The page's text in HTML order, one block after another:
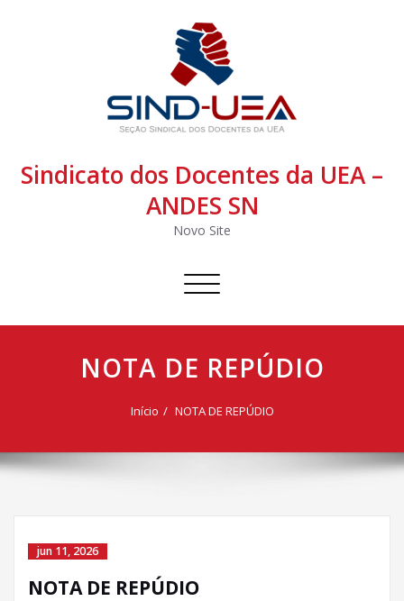
Sindicato dos Docentes da UEA –
ANDES SN
Novo Site
Alternar
NOTA DE REPÚDIO
Início NOTA DE REPÚDIO
jun 11, 2026
NOTA DE REPÚDIO